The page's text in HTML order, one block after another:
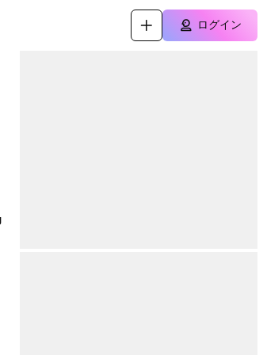
ログイン